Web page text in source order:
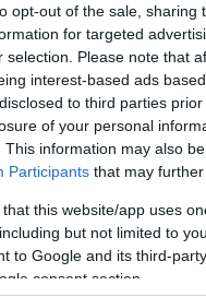
opt-out of the sale,
for targeted
selection. Please note that
interest-based ads
to third parties
of your personal
This information may also
Participants that may
that this website/app uses
but not limited to
to Google and its third-
consent section.
σημείωσε ότι
νέοι
Για τον
υπογράμμισε